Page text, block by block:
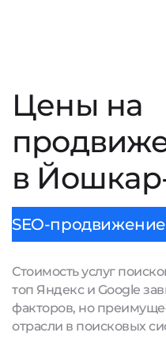
Цены на
в
SEO-продвижение
Стоимость услуг
топ Яндекс и Google
факторов, но
отрасли в поисковых